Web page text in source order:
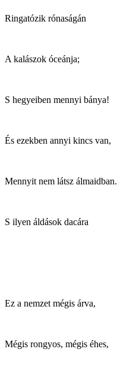
Ringatózik rónaságán
A kalászok óceánja;
S hegyeiben mennyi bánya!
És ezekben annyi kincs van,
Mennyit nem látsz álmaidban.
S ilyen áldások dacára
Ez a nemzet mégis árva,
Mégis rongyos, mégis éhes,